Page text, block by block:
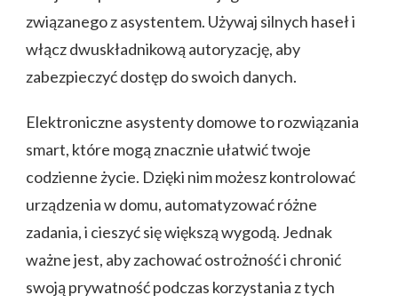
związanego z asystentem. Używaj silnych haseł i
włącz dwuskładnikową autoryzację, aby
zabezpieczyć dostęp do swoich danych.
Elektroniczne asystenty domowe to rozwiązania
smart, które mogą znacznie ułatwić twoje
codzienne życie. Dzięki nim możesz kontrolować
urządzenia w domu, automatyzować różne
zadania, i cieszyć się większą wygodą. Jednak
ważne jest, aby zachować ostrożność i chronić
swoją prywatność podczas korzystania z tych